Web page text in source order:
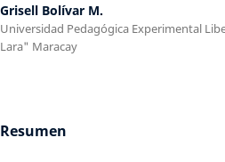
Grisell Bolívar M.
Universidad Pedagógica Experimental
Lara" Maracay
Resumen